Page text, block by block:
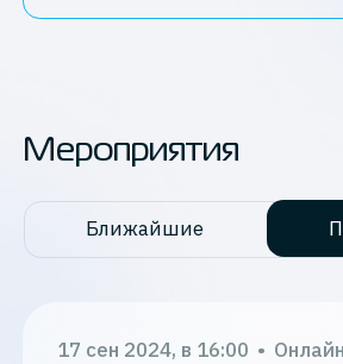
Мероприятия
Ближайшие
17 сен 2024, в 16:00 • Онлайн